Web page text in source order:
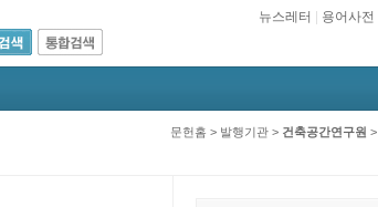
용어사전
뉴스레터
문헌홈 > 발행기관 > 건축공간연구원 >